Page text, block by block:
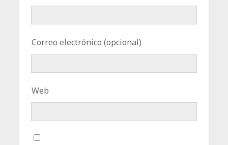
Correo electrónico (opcional)
Web